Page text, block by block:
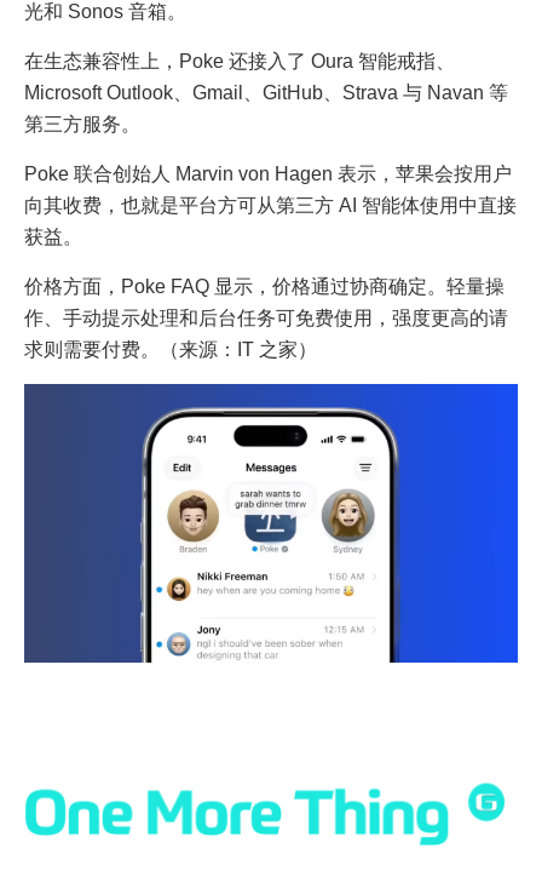
光和 Sonos 音箱。
在生态兼容性上，Poke 还接入了 Oura 智能戒指、
Microsoft Outlook、Gmail、GitHub、Strava 与 Navan 等
第三方服务。
Poke 联合创始人 Marvin von Hagen 表示，苹果会按用户
向其收费，也就是平台方可从第三方 AI 智能体使用中直接
获益。
价格方面，Poke FAQ 显示，价格通过协商确定。轻量操
作、手动提示处理和后台任务可免费使用，强度更高的请
求则需要付费。（来源：IT 之家）